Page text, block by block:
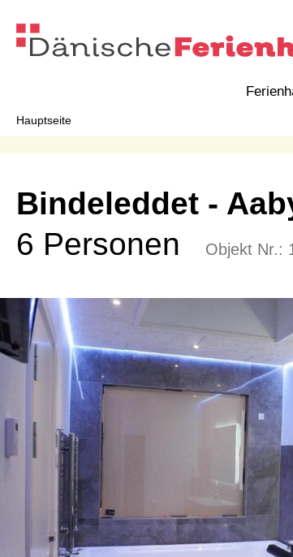
Hauptseite
Bindeleddet -
6 Personen
Objekt Nr.: